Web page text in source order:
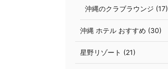
沖縄のクラブラウンジ (17)
沖縄 ホテル おすすめ (30)
星野リゾート (21)